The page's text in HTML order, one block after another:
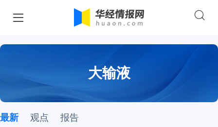
大输液
最新 观点 报告